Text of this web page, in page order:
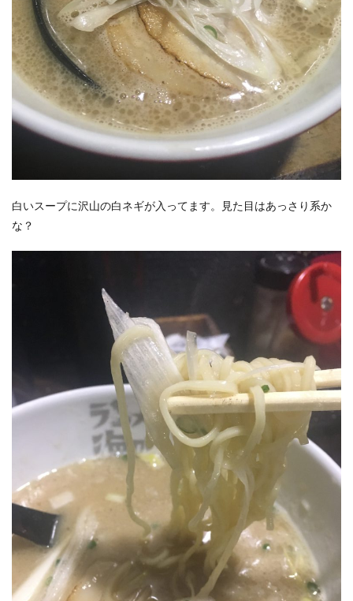
白いスープに沢山の白ネギが入ってます。見た目はあっさり系か
な？